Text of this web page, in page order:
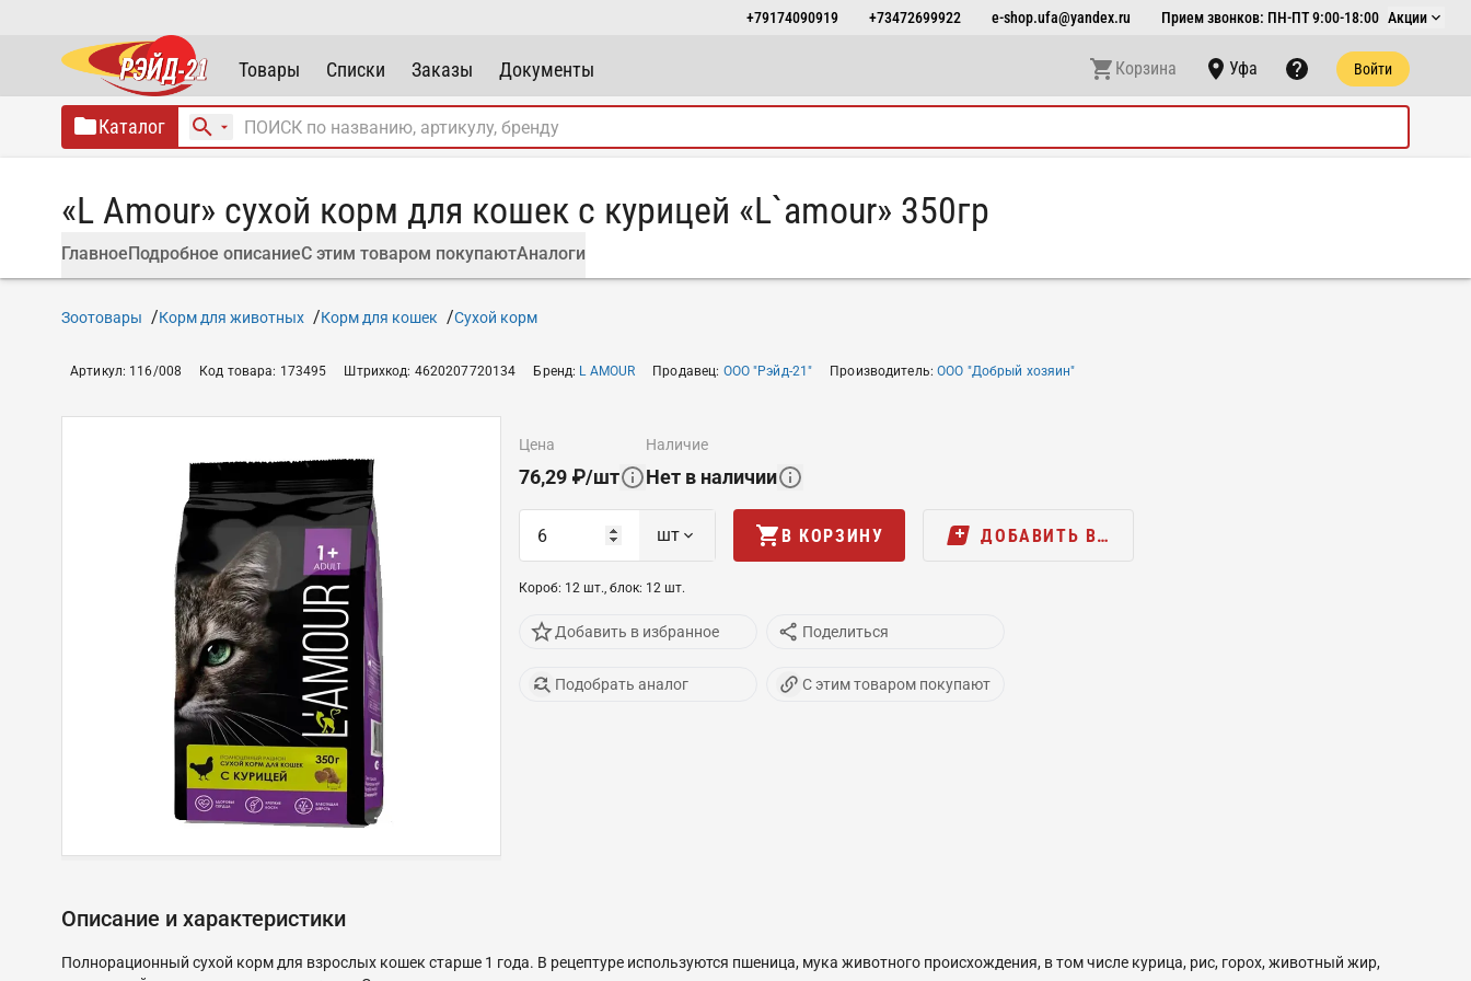
+79174090919 +73472699922 e-shop.ufa@yandex.ru Прием звонков: ПН-ПТ 9:00-18:00 Акции
Товары Списки Заказы Документы Корзина Уфа Войти
Каталог
«L Amour» сухой корм для кошек с курицей «L`amour» 350гр
ГлавноеПодробное описаниеС этим товаром покупаютАналоги
Зоотовары Корм для животных Корм для кошек Сухой корм
Артикул: 116/008 Код товара: 173495 Штрихкод: 4620207720134 Бренд: L AMOUR Продавец: ООО "Рэйд-21" Производитель:ООО "Добрый хозяин"
цена
76,29 ₽/шт
наличие
Нет в наличии
шт В КОРЗИНУ ДОБАВИТЬ В…
Короб: 12 шт., блок: 12 шт.
Добавить в избранное Поделиться
Подобрать аналог С этим товаром покупают
Описание и характеристики
Полнорационный сухой корм для взрослых кошек старше 1 года. В рецептуре используются пшеница, мука животного происхождения, в том числе курица, рис, горох, животный жир,